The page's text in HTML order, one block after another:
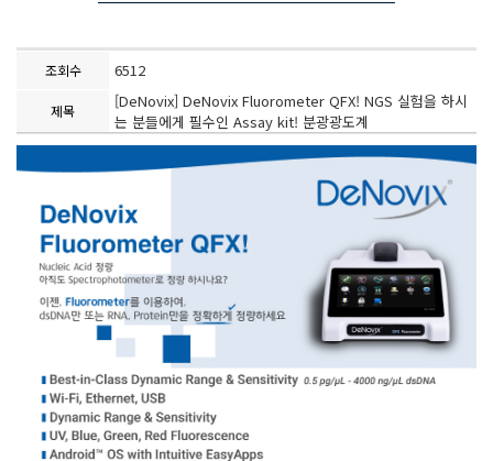
조회수 6512
제목
[DeNovix] DeNovix Fluorometer QFX! NGS 실험을 하시
는 분들에게 필수인 Assay kit! 분광광도계